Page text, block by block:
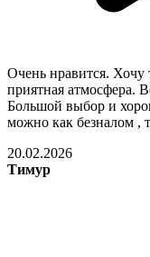
Очень нравится. Хочу
приятная атмосфера.
Большой выбор и
можно как безналом ,
20.02.2026
Тимур